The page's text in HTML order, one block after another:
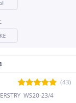
(43)
WS20-23/4